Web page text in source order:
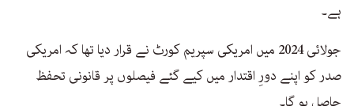
ہے۔
جولائی 2024 میں امریکی سپریم کورٹ نے قرار دیا تھا کہ امریکی
صدر کو اپنے دورِ اقتدار میں کیے گئے فیصلوں پر قانونی تحفظ